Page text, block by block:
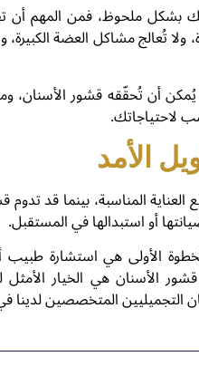
بشكل ملحوظ، فمن المهم أن
تُعالج مشاكل العضة الكبيرة،
لاحتياجاتك.
أو استبدالها في المستقبل.
الأولى هي استشارة
الأسنان هي الخيار